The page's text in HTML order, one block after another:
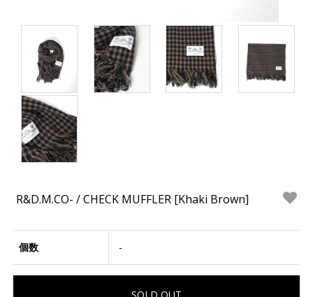
R&D.M.CO- / CHECK MUFFLER [Khaki Brown]
個数 -